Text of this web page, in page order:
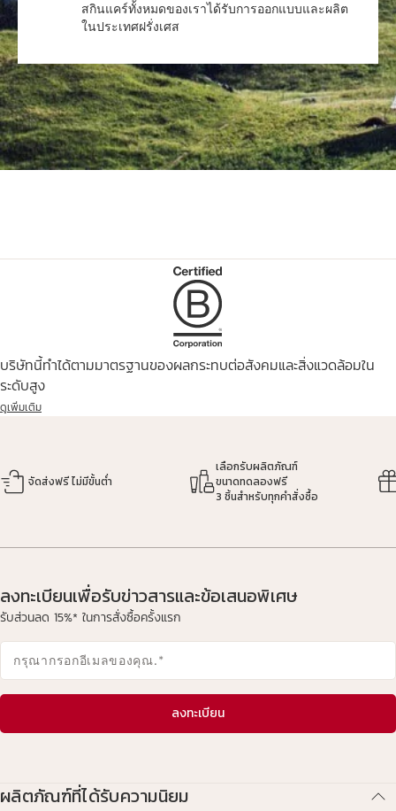
สกินแคร์ทั้งหมดของเราได้รับการออกแบบและผลิต
ในประเทศฝรั่งเศส
บริษัทนี้ทำได้ตามมาตรฐานของผลกระทบต่อสังคมและสิ่งแวดล้อมใน
ระดับสูง
ดูเพิ่มเติม
จัดส่งฟรี ไม่มีขั้นต่ำ
เลือกรับผลิตภัณฑ์
ขนาดทดลองฟรี
3 ชิ้นสำหรับทุกคำสั่งซื้อ
ลงทะเบียนเพื่อรับข่าวสารและข้อเสนอพิเศษ
รับส่วนลด 15%* ในการสั่งซื้อครั้งแรก
กรุณากรอกอีเมลของคุณ.*
ลงทะเบียน
ผลิตภัณฑ์ที่ได้รับความนิยม